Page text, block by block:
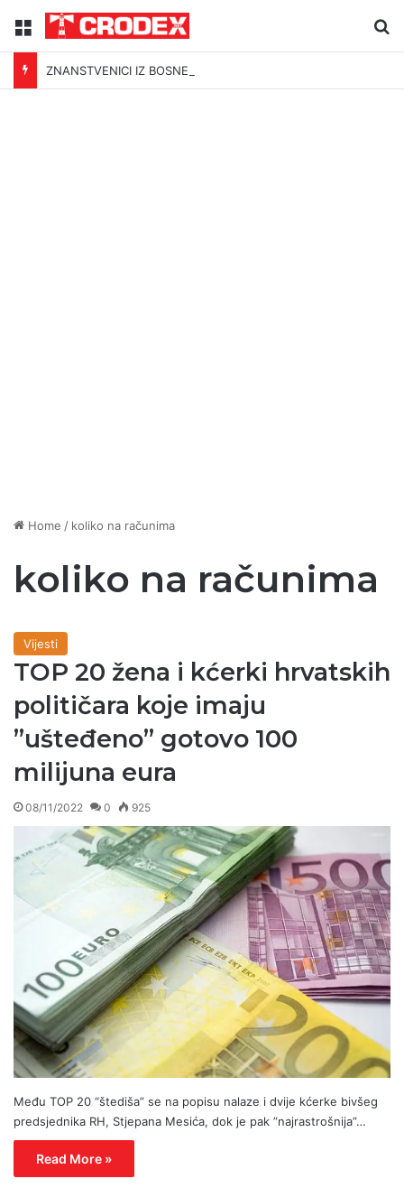
Menu
ZNANSTVENICI IZ BOSNE OTKRILI NACIZAM U – BOSNI!
Home / koliko na računima
koliko na računima
Vijesti
TOP 20 žena i kćerki hrvatskih
političara koje imaju
”ušteđeno” gotovo 100
milijuna eura
08/11/2022 0 925
Među TOP 20 “štediša” se na popisu nalaze i dvije kćerke bivšeg
predsjednika RH, Stjepana Mesića, dok je pak ”najrastrošnija”…
Read More »